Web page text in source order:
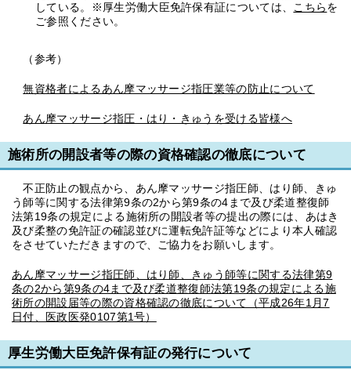
している。※厚生労働大臣免許保有証については、
こちらを
ご参照ください。
（参考）
無資格者によるあん摩マッサージ指圧業等の防止について
あん摩マッサージ指圧・はり・きゅうを受ける皆様へ
施術所の開設者等の際の資格確認の徹底について
不正防止の観点から、あん摩マッサージ指圧師、はり師、きゅ
う師等に関する法律第9条の2から第9条の4まで及び柔道整復師
法第19条の規定による施術所の開設者等の提出の際には、あはき
及び柔整の免許証の確認並びに運転免許証等などにより本人確認
をさせていただきますので、ご協力をお願いします。
あん摩マッサージ指圧師、はり師、きゅう師等に関する法律第9
条の2から第9条の4まで及び柔道整復師法第19条の規定による施
術所の開設届等の際の資格確認の徹底について（平成26年1月7
日付、医政医発0107第1号）
厚生労働大臣免許保有証の発行について